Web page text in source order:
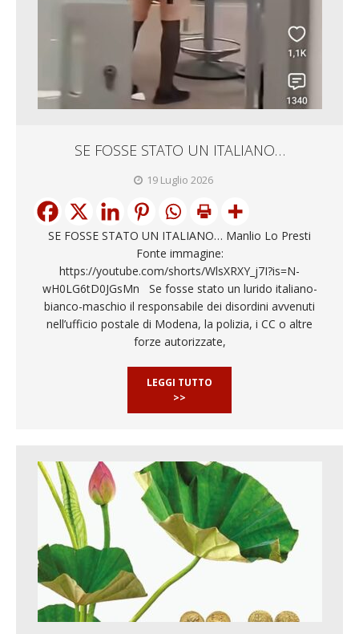
SE FOSSE STATO UN ITALIANO…
19 Luglio 2026
SE FOSSE STATO UN ITALIANO… Manlio Lo Presti
Fonte immagine:
https://youtube.com/shorts/WlsXRXY_j7I?is=N-
wH0LG6tD0JGsMn Se fosse stato un lurido italiano-
bianco-maschio il responsabile dei disordini avvenuti
nell’ufficio postale di Modena, la polizia, i CC o altre
forze autorizzate,
LEGGI TUTTO
>>